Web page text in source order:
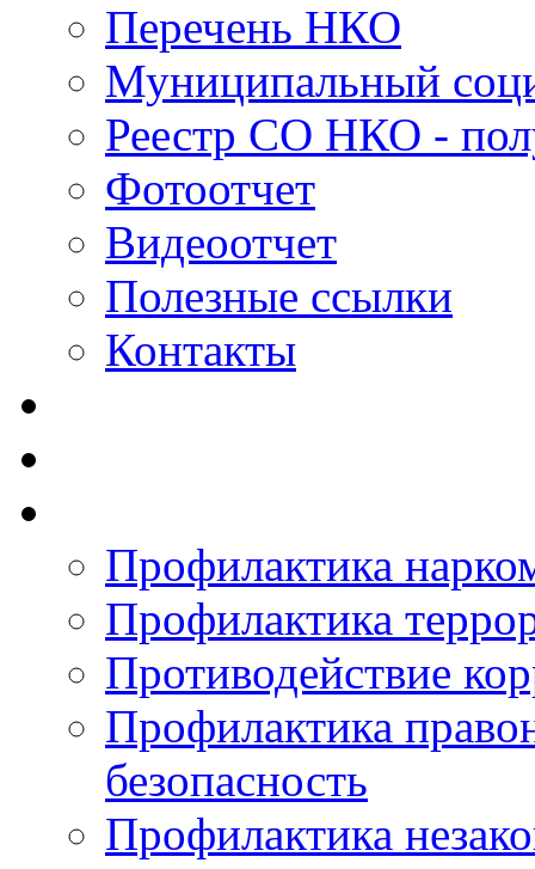
Перечень НКО
Муниципальный
Реестр СО НКО -
Фотоотчет
Видеоотчет
Полезные ссылки
Контакты
Профилактика
Профилактика
Противодействие
Профилактика
безопасность
Профилактика